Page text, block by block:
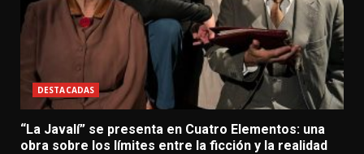
DESTACADAS
“La Javalí” se presenta en Cuatro Elementos: una
obra sobre los límites entre la ficción y la realidad